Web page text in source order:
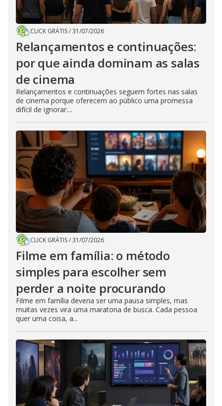
CLICK GRÁTIS/31/07/2026
Relançamentos e continuações:
por que ainda dominam as salas
de cinema
Relançamentos e continuações seguem fortes nas salas
de cinema porque oferecem ao público uma promessa
difícil de ignorar:...
CLICK GRÁTIS/31/07/2026
Filme em família: o método
simples para escolher sem
perder a noite procurando
Filme em família deveria ser uma pausa simples, mas
muitas vezes vira uma maratona de busca. Cada pessoa
quer uma coisa, a...